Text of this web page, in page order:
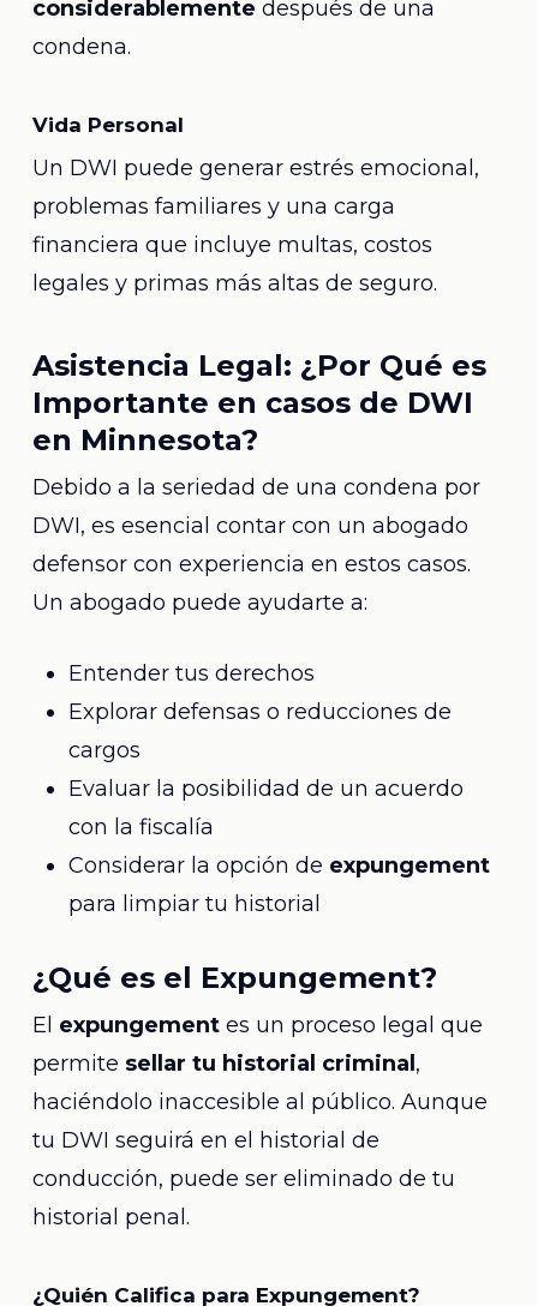
considerablemente después de una
condena.
Vida Personal
Un DWI puede generar estrés emocional,
problemas familiares y una carga
financiera que incluye multas, costos
legales y primas más altas de seguro.
Asistencia Legal: ¿Por Qué es
Importante en casos de DWI
en Minnesota?
Debido a la seriedad de una condena por
DWI, es esencial contar con un abogado
defensor con experiencia en estos casos.
Un abogado puede ayudarte a:
Entender tus derechos
Explorar defensas o reducciones de
cargos
Evaluar la posibilidad de un acuerdo
con la fiscalía
Considerar la opción de expungement
para limpiar tu historial
¿Qué es el Expungement?
El expungementes un proceso legal que
permite sellar tu historial criminal ,
haciéndolo inaccesible al público. Aunque
tu DWI seguirá en el historial de
conducción, puede ser eliminado de tu
historial penal.
¿Quién Califica para Expungement?